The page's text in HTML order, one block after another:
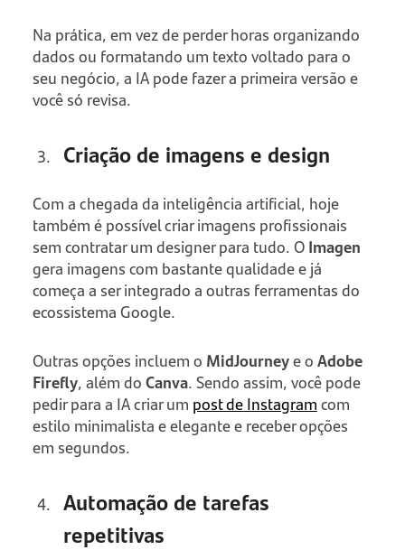
Na prática, em vez de perder horas organizando
dados ou formatando um texto voltado para o
seu negócio, a IA pode fazer a primeira versão e
você só revisa.
Criação de imagens e design
Com a chegada da inteligência artificial, hoje
também é possível criar imagens profissionais
sem contratar um designer para tudo. OImagen
gera imagens com bastante qualidade e já
começa a ser integrado a outras ferramentas do
ecossistema Google.
Outras opções incluem o MidJourneye oAdobe
Firefly, além doCanva. Sendo assim, você pode
pedir para a IA criar um post de Instagramcom
estilo minimalista e elegante e receber opções
em segundos.
Automação de tarefas
repetitivas